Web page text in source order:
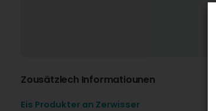
Zousätzlech Informatiounen
Eis Produkter an Zerwisser